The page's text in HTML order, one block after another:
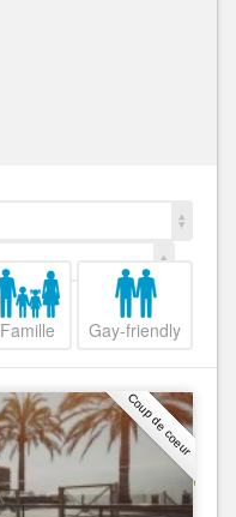
Famille Gay-friendly
Coup de coeur